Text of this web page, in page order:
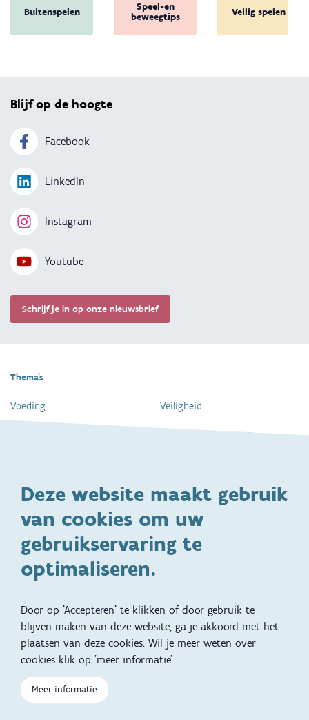
Deze website maakt gebruik
van cookies om uw
gebruikservaring te
optimaliseren.
Door op 'Accepteren' te klikken of door gebruik te
blijven maken van deze website, ga je akkoord met het
plaatsen van deze cookies. Wil je meer weten over
cookies klik op 'meer informatie'.
Meer informatie
Buitenspelen
Speel-en
beweegtips
Veilig spelen
Blijf op de hoogte
Facebook
LinkedIn
Instagram
Youtube
Schrijf je in op onze nieuwsbrief
Thema's
Voeding
Ontwikkeling en gedrag
Specifieke
ondersteuningsbehoefte
Zwangerschap en geboorte
Slapen
Veiligheid
Dagelijkse verzorging
Gezinsleven
Adoptie
Kinderwens
Voet
Kind en Gezin diensten
Aanbod tijdens de
zwangerschap
Vertalingen